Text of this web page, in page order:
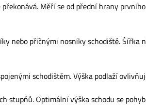
Měří se od přední hrany
nebo příčnými nosníky schodiště.
schodištěm. Výška podlaží
stupňů. Optimální výška schodu se